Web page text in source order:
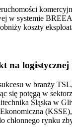
w systemie
koszty
na logistycznej
w branży
się potęgą w
Śląska w
chłonnego rynku